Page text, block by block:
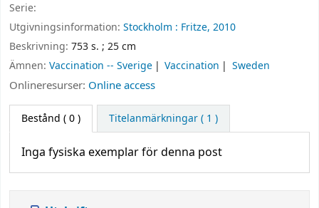
Serie:
Utgivningsinformation: Stockholm : Fritze, 2010
Beskrivning: 753 s. ; 25 cm
Ämnen: Vaccination -- Sverige Vaccination Sweden
Onlineresurser: Online access
Bestånd ( 0 ) Titelanmärkningar ( 1 )
Inga fysiska exemplar för denna post